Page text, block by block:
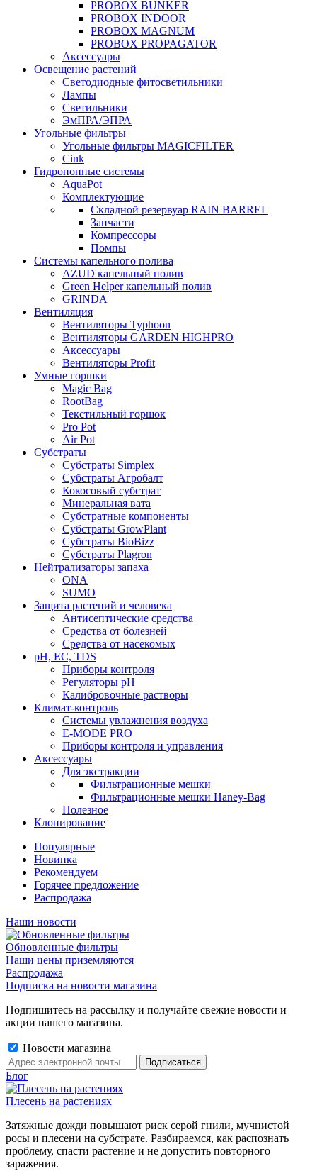
PROBOX BUNKER
PROBOX INDOOR
PROBOX MAGNUM
PROBOX PROPAGATOR
Аксессуары
Освещение растений
Светодиодные фитосветильники
Лампы
Светильники
ЭмПРА/ЭПРА
Угольные фильтры
Угольные фильтры MAGICFILTER
Cink
Гидропонные системы
AquaPot
Комплектующие
Складной резервуар RAIN BARREL
Запчасти
Компрессоры
Помпы
Системы капельного полива
AZUD капельный полив
Green Helper капельный полив
GRINDA
Вентиляция
Вентиляторы Typhoon
Вентиляторы GARDEN HIGHPRO
Аксессуары
Вентиляторы Profit
Умные горшки
Magic Bag
RootBag
Текстильный горшок
Pro Pot
Air Pot
Субстраты
Субстраты Simplex
Субстраты Агробалт
Кокосовый субстрат
Минеральная вата
Субстратные компоненты
Субстраты GrowPlant
Субстраты BioBizz
Субстраты Plagron
Нейтрализаторы запаха
ONA
SUMO
Защита растений и человека
Антисептические средства
Средства от болезней
Средства от насекомых
pH, EC, TDS
Приборы контроля
Регуляторы pH
Калибровочные растворы
Климат-контроль
Системы увлажнения воздуха
E-MODE PRO
Приборы контроля и управления
Аксессуары
Для экстракции
Фильтрационные мешки
Фильтрационные мешки Haney-Bag
Полезное
Клонирование
Популярные
Новинка
Рекомендуем
Горячее предложение
Распродажа
Наши новости
Обновленные фильтры
Наши цены приземляются
Распродажа
Подписка на новости магазина
Подпишитесь на рассылку и получайте свежие новости и
акции нашего магазина.
Новости магазина
Блог
Плесень на растениях
Затяжные дожди повышают риск серой гнили, мучнистой
росы и плесени на субстрате. Разбираемся, как распознать
проблему, спасти растение и не допустить повторного
заражения.